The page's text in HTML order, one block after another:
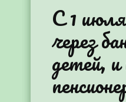
С 1
через
детей,